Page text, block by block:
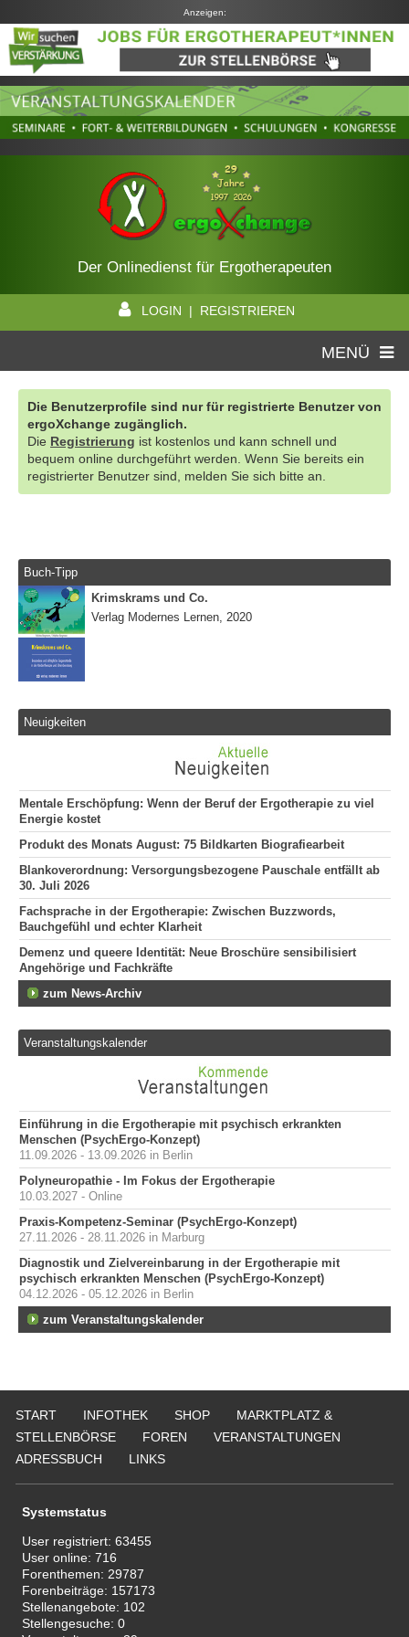
Anzeigen:
Der Onlinedienst für Ergotherapeuten
LOGIN | REGISTRIEREN
MENÜ
Die Benutzerprofile sind nur für registrierte Benutzer von
ergoXchange zugänglich.
Die Registrierung ist kostenlos und kann schnell und
bequem online durchgeführt werden. Wenn Sie bereits ein
registrierter Benutzer sind, melden Sie sich bitte an.
Buch-Tipp
Krimskrams und Co.
Verlag Modernes Lernen, 2020
Neuigkeiten
Mentale Erschöpfung: Wenn der Beruf der Ergotherapie zu viel
Energie kostet
Produkt des Monats August: 75 Bildkarten Biografiearbeit
Blankoverordnung: Versorgungsbezogene Pauschale entfällt ab
30. Juli 2026
Fachsprache in der Ergotherapie: Zwischen Buzzwords,
Bauchgefühl und echter Klarheit
Demenz und queere Identität: Neue Broschüre sensibilisiert
Angehörige und Fachkräfte
zum News-Archiv
Veranstaltungskalender
Einführung in die Ergotherapie mit psychisch erkrankten
Menschen (PsychErgo-Konzept)
11.09.2026 - 13.09.2026 in Berlin
Polyneuropathie - Im Fokus der Ergotherapie
10.03.2027 - Online
Praxis-Kompetenz-Seminar (PsychErgo-Konzept)
27.11.2026 - 28.11.2026 in Marburg
Diagnostik und Zielvereinbarung in der Ergotherapie mit
psychisch erkrankten Menschen (PsychErgo-Konzept)
04.12.2026 - 05.12.2026 in Berlin
zum Veranstaltungskalender
START INFOTHEK SHOP
MARKTPLATZ &
STELLENBÖRSE
FOREN
VERANSTALTUNGEN
ADRESSBUCH
LINKS
Systemstatus
User registriert:63455
User online:716
Forenthemen: 29787
Forenbeiträge: 157173
Stellenangebote: 102
Stellengesuche:0